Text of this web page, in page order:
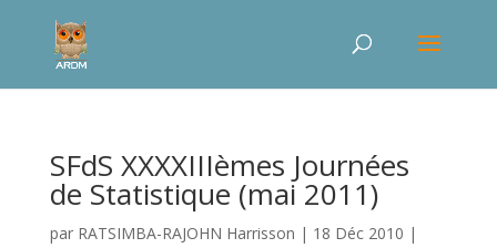
SFdS XXXXIIIèmes Journées
de Statistique (mai 2011)
par RATSIMBA-RAJOHN Harrisson | 18 Déc 2010 |